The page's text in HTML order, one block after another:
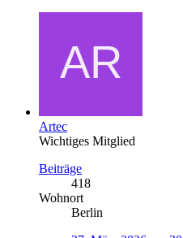
Artec
Wichtiges Mitglied
Beiträge
418
Wohnort
Berlin